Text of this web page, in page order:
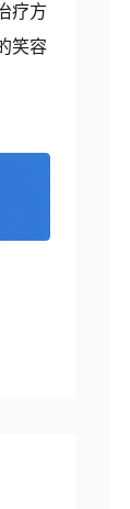
疗方
笑容